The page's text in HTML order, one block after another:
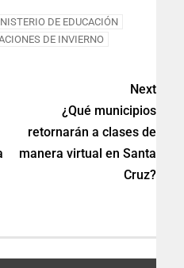
DE EDUCACIÓN
DE INVIERNO
Next
¿Qué municipios
retornarán a clases de
manera virtual en Santa
Cruz?